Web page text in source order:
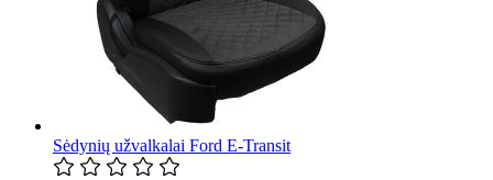
Sėdynių užvalkalai Ford E-Transit